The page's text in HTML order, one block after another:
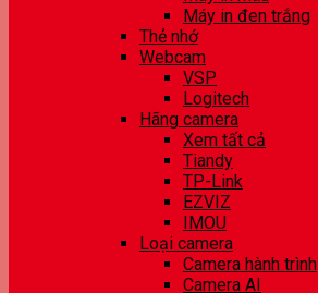
Máy in đen trắng
Thẻ nhớ
Webcam
VSP
Logitech
Hãng camera
Xem tất cả
Tiandy
TP-Link
EZVIZ
IMOU
Loại camera
Camera hành trình
Camera AI